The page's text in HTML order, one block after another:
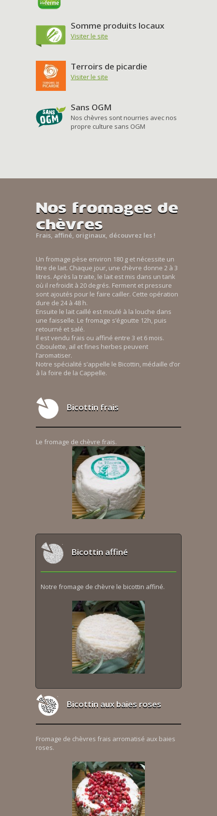
Somme produits locaux
Visiter le site
Terroirs de picardie
Visiter le site
Sans OGM
Nos chèvres sont nourries avec nos
propre culture sans OGM
Nos fromages de
chèvres
Frais, affiné, originaux, découvrez les !
Un fromage pèse environ 180 g et nécessite un
litre de lait. Chaque jour, une chèvre donne 2 à 3
litres. Après la traite, le lait est mis dans un tank
où il refroidit à 20 degrés. Ferment et pressure
sont ajoutés pour le faire cailler. Cette opération
dure de 24 à 48 h.
Ensuite le lait caillé est moulé à la louche dans
une faisselle. Le fromage s’égoutte 12h, puis
retourné et salé.
Il est vendu frais ou affiné entre 3 et 6 mois.
Ciboulette, ail et fines herbes peuvent
l’aromatiser.
Notre spécialité s’appelle le Bicottin, médaille d’or
à la foire de la Cappelle.
Bicottin frais
Le fromage de chèvre frais.
Bicottin affiné
Notre fromage de chèvre le bicottin affiné.
Bicottin aux baies roses
Fromage de chèvres frais arromatisé aux baies
roses.